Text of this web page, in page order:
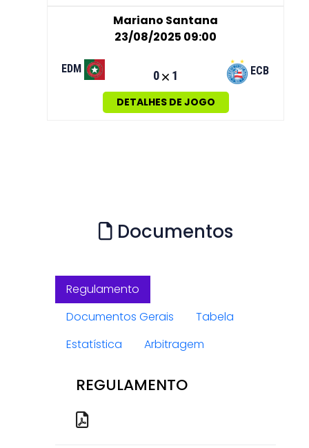
Mariano Santana
23/08/2025 09:00
EDM 0 1 ECB
DETALHES DE JOGO
Documentos
Regulamento
Documentos Gerais
Tabela
Estatística
Arbitragem
REGULAMENTO